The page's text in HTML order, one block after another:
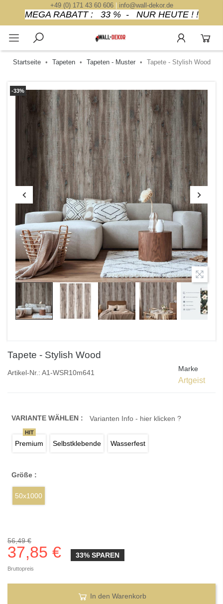
+49 (0) 171 43 60 606| info@wall-dekor.de
MEGA RABATT : 33 % - NUR HEUTE ! !
Startseite Tapeten Tapeten - Muster Tapete - Stylish Wood
-33%
Tapete - Stylish Wood
Artikel-Nr.: A1-WSR10m641 Marke
Artgeist
VARIANTE WÄHLEN : Varianten Info - hier klicken ?
Premium
HIT
Selbstklebende Wasserfest
Größe :
50x1000
56,49 €
37,85 € 33% SPAREN
Bruttopreis
In den Warenkorb